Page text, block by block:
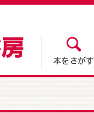
本をさがす